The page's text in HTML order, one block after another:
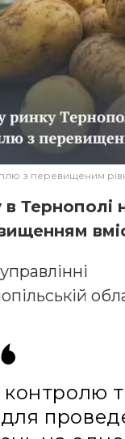
з перевищеним
Тернополі
для